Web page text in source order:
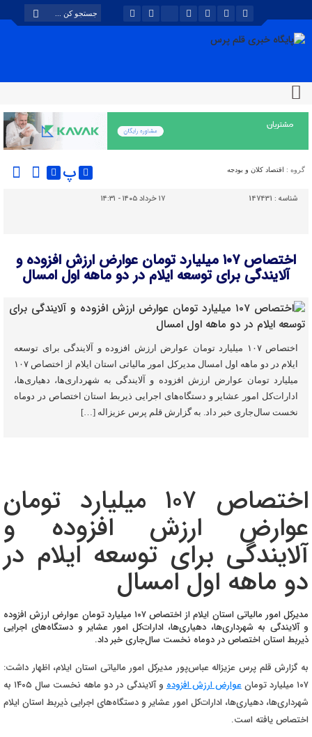
گروه : اقتصاد کلان و بودجه پ
شناسه : 147431 ۱۷ خرداد ۱۴۰۵ - ۱۴:۳۱
اختصاص ۱۰۷ میلیارد تومان عوارض ارزش افزوده و
آلایندگی برای توسعه ایلام در دو ماهه اول امسال
اختصاص ۱۰۷ میلیارد تومان عوارض ارزش افزوده و آلایندگی برای توسعه
ایلام در دو ماهه اول امسال مدیرکل امور مالیاتی استان ایلام از اختصاص ۱۰۷
میلیارد تومان عوارض ارزش افزوده و آلایندگی به شهرداری‌ها، دهیاری‌ها،
ادارات‌کل امور عشایر و دستگاه‌های اجرایی ذیربط استان اختصاص در دوماه
نخست سال‌جاری خبر داد. به گزارش قلم پرس عزیزاله […]
اختصاص ۱۰۷ میلیارد تومان
عوارض ارزش افزوده و
آلایندگی برای توسعه ایلام در
دو ماهه اول امسال
مدیرکل امور مالیاتی استان ایلام از اختصاص ۱۰۷ میلیارد تومان عوارض ارزش افزوده
و آلایندگی به شهرداری‌ها، دهیاری‌ها، ادارات‌کل امور عشایر و دستگاه‌های اجرایی
ذیربط استان اختصاص در دوماه نخست سال‌جاری خبر داد.
به گزارش قلم پرس عزیزاله عباس‌پور مدیرکل امور مالیاتی استان ایلام، اظهار داشت:
۱۰۷ میلیارد تومان
عوارض ارزش افزوده
و آلایندگی در دو ماهه نخست سال ۱۴۰۵ به
شهرداری‌ها، دهیاری‌ها، ادارات‌کل امور عشایر و دستگاه‌های اجرایی ذیربط استان ایلام
اختصاص یافته است.